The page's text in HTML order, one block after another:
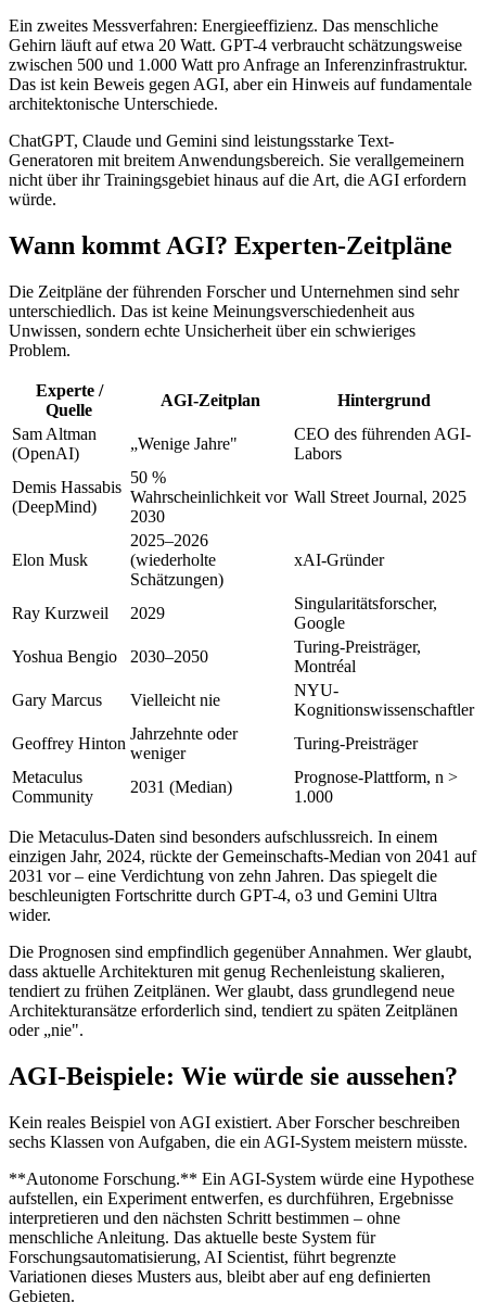
Ein zweites Messverfahren: Energieeffizienz. Das menschliche
Gehirn läuft auf etwa 20 Watt. GPT-4 verbraucht schätzungsweise
zwischen 500 und 1.000 Watt pro Anfrage an Inferenzinfrastruktur.
Das ist kein Beweis gegen AGI, aber ein Hinweis auf fundamentale
architektonische Unterschiede.
ChatGPT, Claude und Gemini sind leistungsstarke Text-
Generatoren mit breitem Anwendungsbereich. Sie verallgemeinern
nicht über ihr Trainingsgebiet hinaus auf die Art, die AGI erfordern
würde.
Wann kommt AGI? Experten-Zeitpläne
Die Zeitpläne der führenden Forscher und Unternehmen sind sehr
unterschiedlich. Das ist keine Meinungsverschiedenheit aus
Unwissen, sondern echte Unsicherheit über ein schwieriges
Problem.
Experte /
Quelle
AGI-Zeitplan
Hintergrund
Sam Altman
(OpenAI)
„Wenige Jahre"
CEO des führenden AGI-
Labors
Demis Hassabis
(DeepMind)
50 %
Wahrscheinlichkeit vor
2030
Wall Street Journal, 2025
Elon Musk
2025–2026
(wiederholte
Schätzungen)
xAI-Gründer
Ray Kurzweil 2029
Singularitätsforscher,
Google
Yoshua Bengio
2030–2050
Turing-Preisträger,
Montréal
Gary Marcus
Vielleicht nie
NYU-
Kognitionswissenschaftler
Geoffrey Hinton
Jahrzehnte oder
weniger
Turing-Preisträger
Metaculus
Community
2031 (Median)
Prognose-Plattform, n >
1.000
Die Metaculus-Daten sind besonders aufschlussreich. In einem
einzigen Jahr, 2024, rückte der Gemeinschafts-Median von 2041 auf
2031 vor – eine Verdichtung von zehn Jahren. Das spiegelt die
beschleunigten Fortschritte durch GPT-4, o3 und Gemini Ultra
wider.
Die Prognosen sind empfindlich gegenüber Annahmen. Wer glaubt,
dass aktuelle Architekturen mit genug Rechenleistung skalieren,
tendiert zu frühen Zeitplänen. Wer glaubt, dass grundlegend neue
Architekturansätze erforderlich sind, tendiert zu späten Zeitplänen
oder „nie".
AGI-Beispiele: Wie würde sie aussehen?
Kein reales Beispiel von AGI existiert. Aber Forscher beschreiben
sechs Klassen von Aufgaben, die ein AGI-System meistern müsste.
**Autonome Forschung.** Ein AGI-System würde eine Hypothese
aufstellen, ein Experiment entwerfen, es durchführen, Ergebnisse
interpretieren und den nächsten Schritt bestimmen – ohne
menschliche Anleitung. Das aktuelle beste System für
Forschungsautomatisierung, AI Scientist, führt begrenzte
Variationen dieses Musters aus, bleibt aber auf eng definierten
Gebieten.